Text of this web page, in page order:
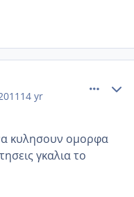
14 yr
κυλησουν ομορφα
γκαλια το